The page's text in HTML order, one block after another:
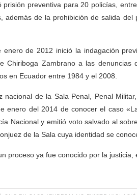
prisión preventiva para 20 policías,
además de la prohibición de salida
de 2012 inició la indagación
Chiriboga Zambrano a las
en Ecuador entre 1984 y el 2008.
de la Sala Penal, Penal Militar,
enero del 2014 de conocer el caso
Nacional y emitió voto salvado al
de la Sala cuya identidad se
ya fue conocido por la justicia,